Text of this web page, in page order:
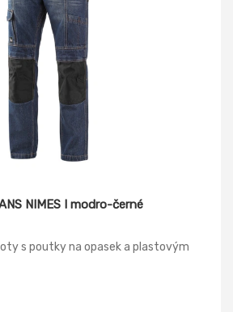
NIMES I modro-černé
s poutky na opasek a plastovým